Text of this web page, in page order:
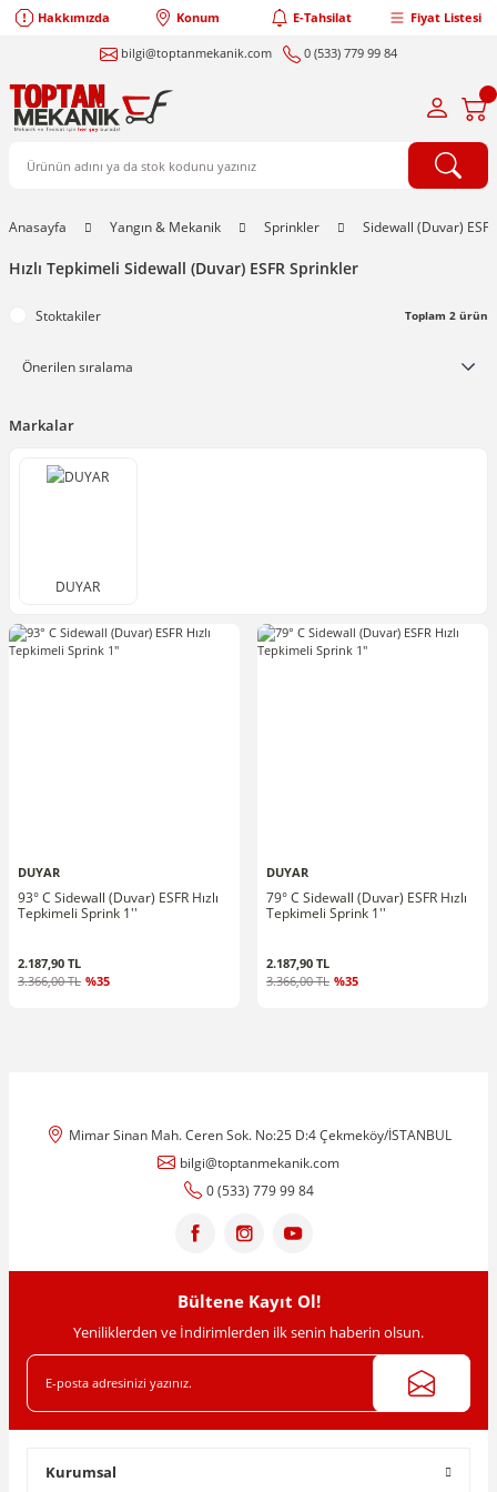
Hakkımızda Konum E-Tahsilat Fiyat Listesi
bilgi@toptanmekanik.com 0 (533) 779 99 84
Anasayfa Yangın & Mekanik Sprinkler Sidewall (Duvar)
Hızlı Tepkimeli Sidewall (Duvar) ESFR Sprinkler
Stoktakiler Toplam 2 ürün
Markalar
DUYAR
DUYAR
93° C Sidewall (Duvar) ESFR Hızlı
Tepkimeli Sprink 1''
2.187,90 TL
3.366,00 TL %35
DUYAR
79° C Sidewall (Duvar) ESFR Hızlı
Tepkimeli Sprink 1''
2.187,90 TL
3.366,00 TL %35
Mimar Sinan Mah. Ceren Sok. No:25 D:4 Çekmeköy/İSTANBUL
bilgi@toptanmekanik.com
0 (533) 779 99 84
Bültene Kayıt Ol!
Yeniliklerden ve İndirimlerden ilk senin haberin olsun.
Kurumsal